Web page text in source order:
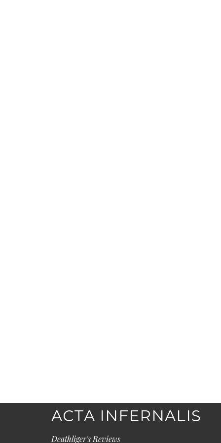
ACTA INFERNALIS
Deathliger's Reviews